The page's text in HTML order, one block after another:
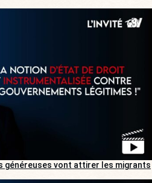
généreuses vont attirer les migrants